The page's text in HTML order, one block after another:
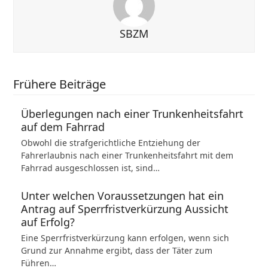
SBZM
Frühere Beiträge
Überlegungen nach einer Trunkenheitsfahrt
auf dem Fahrrad
Obwohl die strafgerichtliche Entziehung der
Fahrerlaubnis nach einer Trunkenheitsfahrt mit dem
Fahrrad ausgeschlossen ist, sind…
Unter welchen Voraussetzungen hat ein
Antrag auf Sperrfristverkürzung Aussicht
auf Erfolg?
Eine Sperrfristverkürzung kann erfolgen, wenn sich
Grund zur Annahme ergibt, dass der Täter zum
Führen…